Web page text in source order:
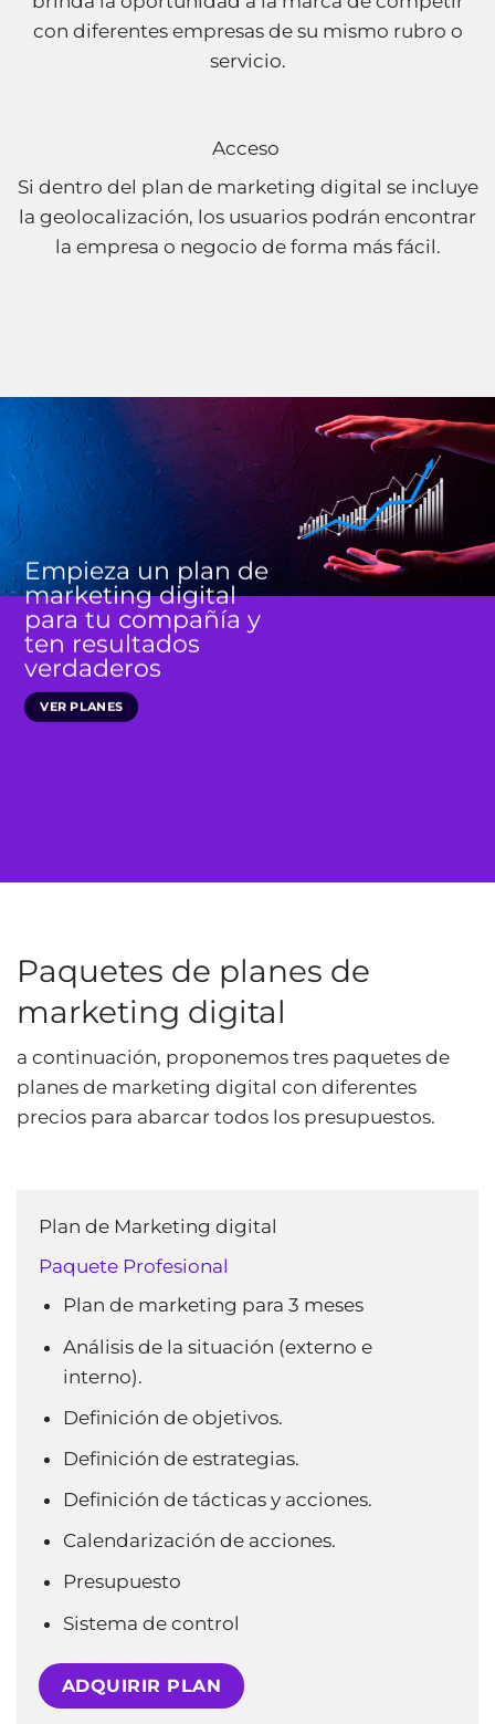
con diferentes empresas de su mismo rubro o
servicio.
Acceso
Si dentro del plan de marketing digital se incluye
la geolocalización, los usuarios podrán encontrar
la empresa o negocio de forma más fácil.
Empieza un plan de
marketing digital
para tu compañía y
ten resultados
verdaderos
VER PLANES
Paquetes de planes de
marketing digital
a continuación, proponemos tres paquetes de
planes de marketing digital con diferentes
precios para abarcar todos los presupuestos.
Plan de Marketing digital
Paquete Profesional
Plan de marketing para 3 meses
Análisis de la situación (externo e
interno).
Definición de objetivos.
Definición de estrategias.
Definición de tácticas y acciones.
Calendarización de acciones.
Presupuesto
Sistema de control
ADQUIRIR PLAN